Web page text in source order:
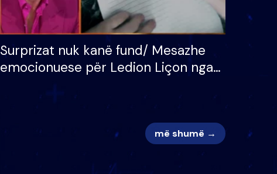
Surprizat nuk kanë fund/ Mesazhe
emocionuese për Ledion Liçon nga
më shumë →